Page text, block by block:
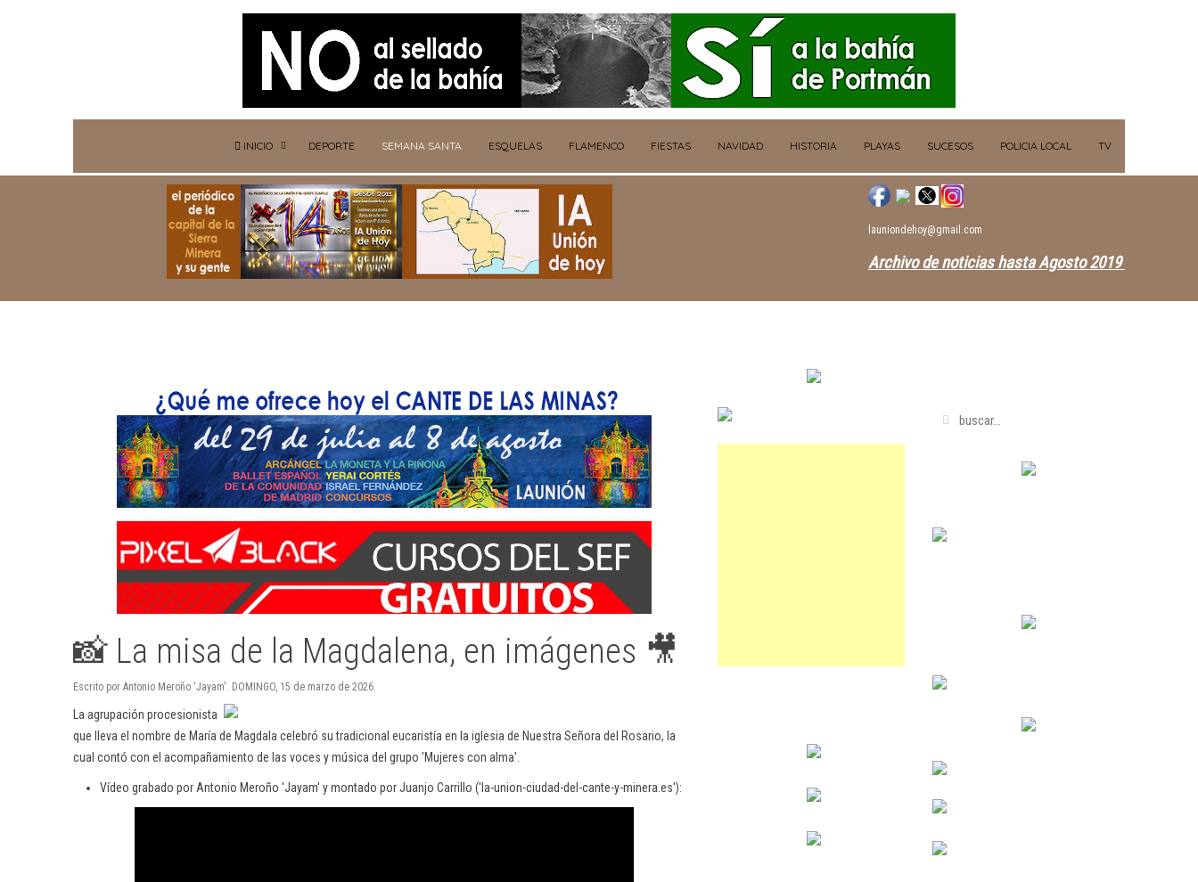
INICIO DEPORTE SEMANA SANTA ESQUELAS FLAMENCO FIESTAS NAVIDAD HISTORIA PLAYAS SUCESOS POLICIA LOCAL TV
launiondehoy@gmail.com
Archivo de noticias hasta Agosto 2019
📸 La misa de la Magdalena, en imágenes 🎥
Escrito por Antonio Meroño 'Jayam'. DOMINGO, 15 de marzo de 2026.
La agrupación procesionista
que lleva el nombre de María de Magdala celebró su tradicional eucaristía en la iglesia de Nuestra Señora del Rosario, la
cual contó con el acompañamiento de las voces y música del grupo 'Mujeres con alma'.
Vídeo grabado por Antonio Meroño 'Jayam' y montado por Juanjo Carrillo ('la-union-ciudad-del-cante-y-minera.es'):